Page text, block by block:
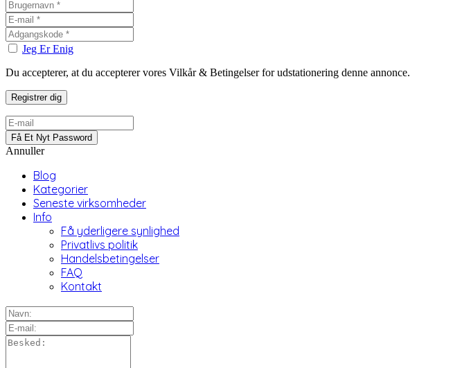
Jeg Er Enig
Du accepterer, at du accepterer vores Vilkår & Betingelser for udstationering denne annonce.
Annuller
Blog
Kategorier
Seneste virksomheder
Info
Få yderligere synlighed
Privatlivs politik
Handelsbetingelser
FAQ
Kontakt